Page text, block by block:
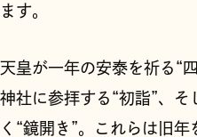
ます。
天皇が一年の安泰を祈る“
神社に参拝する“初詣”、
く“鏡開き”。これらは旧